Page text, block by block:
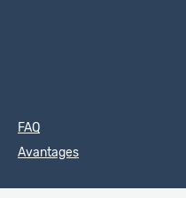
FAQ
Avantages